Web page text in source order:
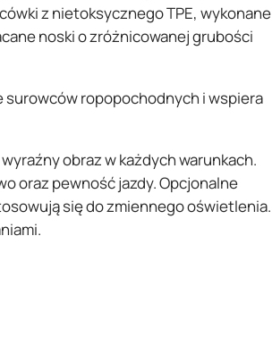
z nietoksycznego TPE, wykonane
noski o zróżnicowanej grubości
surowców ropopochodnych i wspiera
obraz w każdych warunkach.
oraz pewność jazdy. Opcjonalne
się do zmiennego oświetlenia.